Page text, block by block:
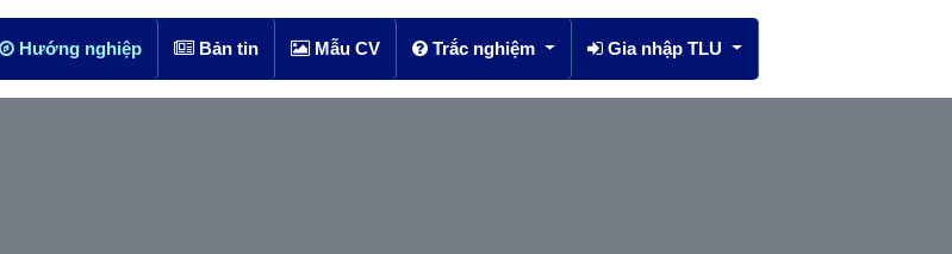
Hướng nghiệp Bản tin Mẫu CV Trắc nghiệm Gia nhập TLU